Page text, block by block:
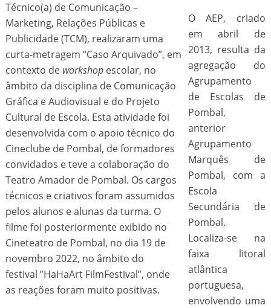
Técnico(a) de Comunicação –
Marketing, Relações Públicas e
Publicidade (TCM), realizaram uma
curta-metragem “Caso Arquivado”, em
contexto de workshop escolar, no
âmbito da disciplina de Comunicação
Gráfica e Audiovisual e do Projeto
Cultural de Escola. Esta atividade foi
desenvolvida com o apoio técnico do
Cineclube de Pombal, de formadores
convidados e teve a colaboração do
Teatro Amador de Pombal. Os cargos
técnicos e criativos foram assumidos
pelos alunos e alunas da turma. O
filme foi posteriormente exibido no
Cineteatro de Pombal, no dia 19 de
novembro 2022, no âmbito do
festival ”HaHaArt FilmFestival”, onde
as reações foram muito positivas.
O AEP, criado
em abril de
2013, resulta da
agregação do
Agrupamento
de Escolas de
Pombal,
anterior
Agrupamento
Marquês de
Pombal, com a
Escola
Secundária de
Pombal.
Localiza-se na
faixa litoral
atlântica
portuguesa,
envolvendo uma